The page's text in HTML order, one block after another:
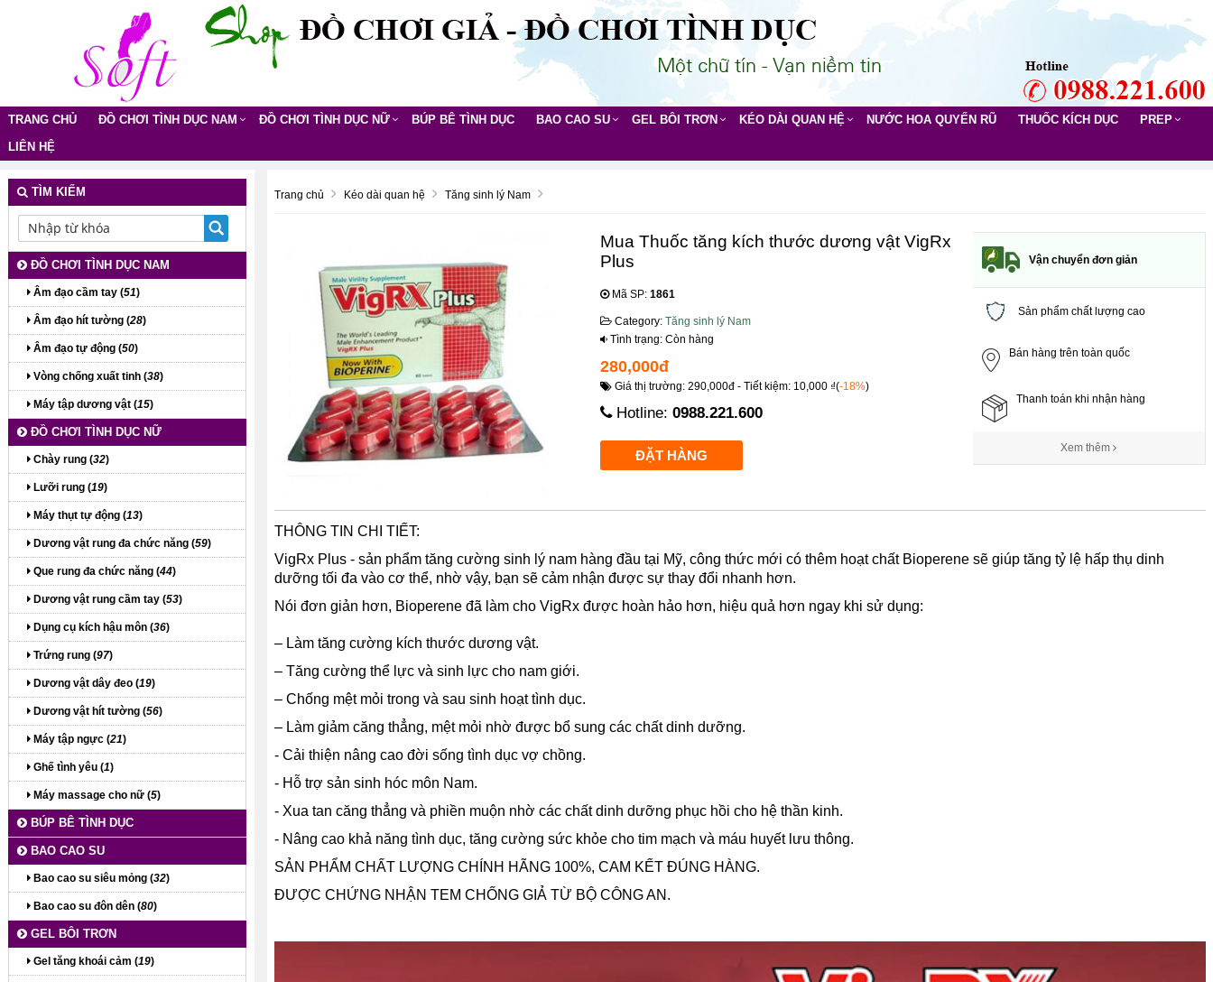
TRANG CHỦ ĐỒ CHƠI TÌNH DỤC NAM ĐỒ CHƠI TÌNH DỤC NỮ BÚP BÊ TÌNH DỤC BAO CAO SU GEL BÔI TRƠN KÉO DÀI QUAN HỆ NƯỚC HOA QUYẾN RŨ THUỐC KÍCH DỤC
PREP
LIÊN HỆ
Trang chủ Kéo dài quan hệ Tăng sinh lý Nam
Mua Thuốc tăng kích thước dương vật VigRx
Plus
Mã SP: 1861
Category: Tăng sinh lý Nam
Tình trạng: Còn hàng
280,000đ
Giá thị trường: 290,000đ - Tiết kiệm: 10,000 ₫(-18%)
Hotline: 0988.221.600
Vận chuyển đơn giản
Sản phẩm chất lượng cao
Bán hàng trên toàn quốc
Thanh toán khi nhận hàng
Xem thêm
THÔNG TIN CHI TIẾT:
VigRx Plus - sản phẩm tăng cường sinh lý nam hàng đầu tại Mỹ, công thức mới có thêm hoạt chất Bioperene sẽ giúp tăng tỷ lệ hấp thụ dinh
dưỡng tối đa vào cơ thể, nhờ vậy, bạn sẽ cảm nhận được sự thay đổi nhanh hơn.
Nói đơn giản hơn, Bioperene đã làm cho VigRx được hoàn hảo hơn, hiệu quả hơn ngay khi sử dụng:
– Làm tăng cường kích thước dương vật.
– Tăng cường thể lực và sinh lực cho nam giới.
– Chống mệt mỏi trong và sau sinh hoạt tình dục.
– Làm giảm căng thẳng, mệt mỏi nhờ được bổ sung các chất dinh dưỡng.
- Cải thiện nâng cao đời sống tình dục vợ chồng.
- Hỗ trợ sản sinh hóc môn Nam.
- Xua tan căng thẳng và phiền muộn nhờ các chất dinh dưỡng phục hồi cho hệ thần kinh.
- Nâng cao khả năng tình dục, tăng cường sức khỏe cho tim mạch và máu huyết lưu thông.
SẢN PHẨM CHẤT LƯỢNG CHÍNH HÃNG 100%, CAM KẾT ĐÚNG HÀNG.
ĐƯỢC CHỨNG NHẬN TEM CHỐNG GIẢ TỪ BỘ CÔNG AN.
TÌM KIẾM
ĐỒ CHƠI TÌNH DỤC NAM
Âm đạo cầm tay (51)
Âm đạo hít tường (28)
Âm đạo tự động (50)
Vòng chống xuất tinh (38)
Máy tập dương vật (15)
ĐỒ CHƠI TÌNH DỤC NỮ
Chày rung (32)
Lưỡi rung (19)
Máy thụt tự động (13)
Dương vật rung đa chức năng (59)
Que rung đa chức năng (44)
Dương vật rung cầm tay (53)
Dụng cụ kích hậu môn (36)
Trứng rung (97)
Dương vật dây đeo (19)
Dương vật hít tường (56)
Máy tập ngực (21)
Ghế tình yêu (1)
Máy massage cho nữ (5)
BÚP BÊ TÌNH DỤC
BAO CAO SU
Bao cao su siêu mỏng (32)
Bao cao su đôn dên (80)
GEL BÔI TRƠN
Gel tăng khoái cảm (19)